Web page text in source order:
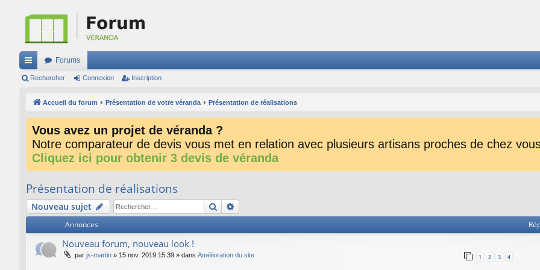
ac
Forums
Rechercher Connexion Inscription
Accueil du forum Présentation de votre véranda Présentation de réalisations
Vous avez un projet de véranda ?
Notre comparateur de devis vous met en relation avec plusieurs artisans proches de chez
Cliquez ici pour obtenir 3 devis de véranda
Présentation de réalisations
Nouveau sujet Rechercher
Annonces
Nouveau forum, nouveau look !
par js-martin » 15 nov. 2019 15:39 » dans Amélioration du site 1 2 3 4